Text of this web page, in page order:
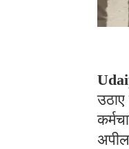
उठाए
अपील